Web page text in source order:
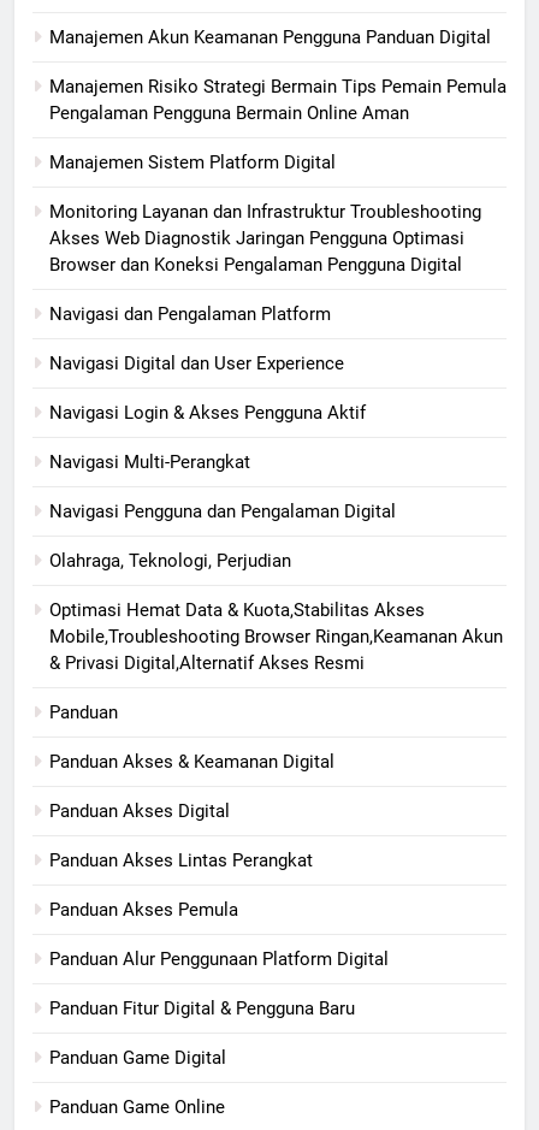
Manajemen Akun Keamanan Pengguna Panduan Digital
Manajemen Risiko Strategi Bermain Tips Pemain Pemula
Pengalaman Pengguna Bermain Online Aman
Manajemen Sistem Platform Digital
Monitoring Layanan dan Infrastruktur Troubleshooting
Akses Web Diagnostik Jaringan Pengguna Optimasi
Browser dan Koneksi Pengalaman Pengguna Digital
Navigasi dan Pengalaman Platform
Navigasi Digital dan User Experience
Navigasi Login & Akses Pengguna Aktif
Navigasi Multi-Perangkat
Navigasi Pengguna dan Pengalaman Digital
Olahraga, Teknologi, Perjudian
Optimasi Hemat Data & Kuota,Stabilitas Akses
Mobile,Troubleshooting Browser Ringan,Keamanan Akun
& Privasi Digital,Alternatif Akses Resmi
Panduan
Panduan Akses & Keamanan Digital
Panduan Akses Digital
Panduan Akses Lintas Perangkat
Panduan Akses Pemula
Panduan Alur Penggunaan Platform Digital
Panduan Fitur Digital & Pengguna Baru
Panduan Game Digital
Panduan Game Online